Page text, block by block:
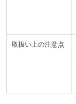
取扱い上の注意点